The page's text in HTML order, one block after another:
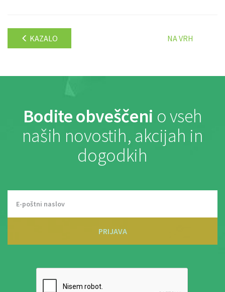
KAZALO NA VRH
Bodite obveščeni o vseh
naših novostih, akcijah in
dogodkih
PRIJAVA